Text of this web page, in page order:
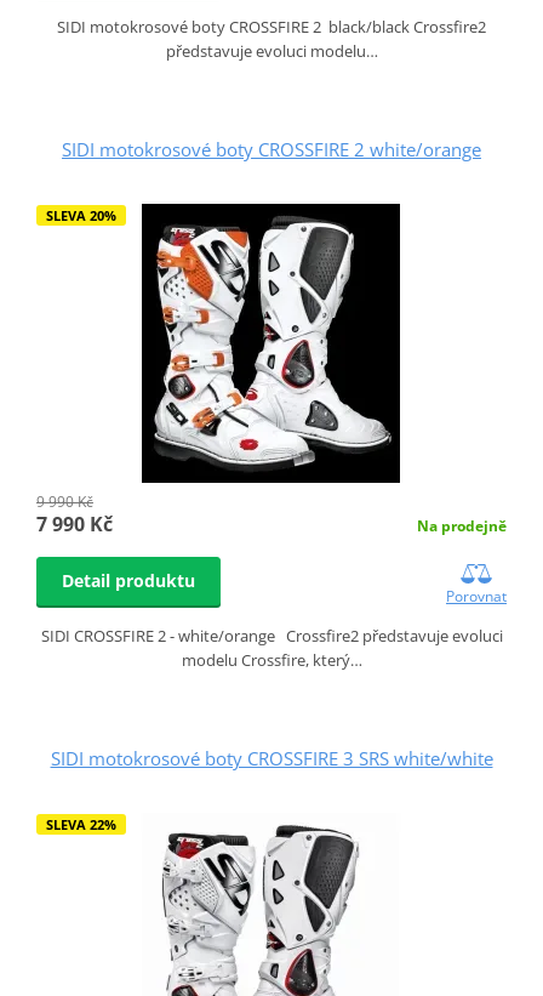
SIDI motokrosové boty CROSSFIRE 2 black/black Crossfire2
představuje evoluci modelu…
SIDI motokrosové boty CROSSFIRE 2 white/orange
SLEVA 20%
9 990 Kč
7 990 Kč Na prodejně
Detail produktu
Porovnat
SIDI CROSSFIRE 2 - white/orange Crossfire2 představuje evoluci
modelu Crossfire, který…
SIDI motokrosové boty CROSSFIRE 3 SRS white/white
SLEVA 22%